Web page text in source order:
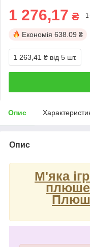
1 276,17 ₴ 1
Економія 638.09 ₴
1 263,41 ₴ від 5 шт.
Опис
Опис
М'яка